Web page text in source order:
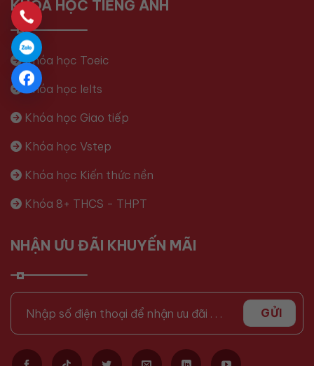
KHÓA HỌC TIẾNG ANH
Khóa học Toeic
Khóa học Ielts
Khóa học Giao tiếp
Khóa học Vstep
Khóa học Kiến thức nền
Khóa 8+ THCS - THPT
NHẬN ƯU ĐÃI KHUYẾN MÃI